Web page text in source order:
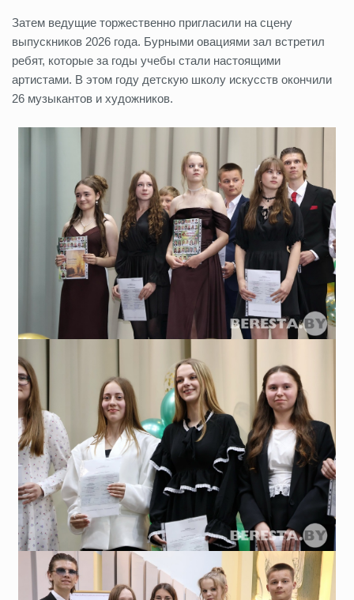
Затем ведущие торжественно пригласили на сцену
выпускников 2026 года. Бурными овациями зал встретил
ребят, которые за годы учебы стали настоящими
артистами. В этом году детскую школу искусств окончили
26 музыкантов и художников.